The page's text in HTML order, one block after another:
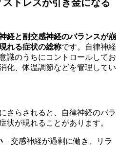
トレスが引き金になる
経と副交感神経のバランスが崩
れる症状の総称です。自律神経
識のうちにコントロールしてお
化、体温調節などを管理してい
さらされると、自律神経のバラ
状が現れることがあります。
– 交感神経が過剰に働き、リラ